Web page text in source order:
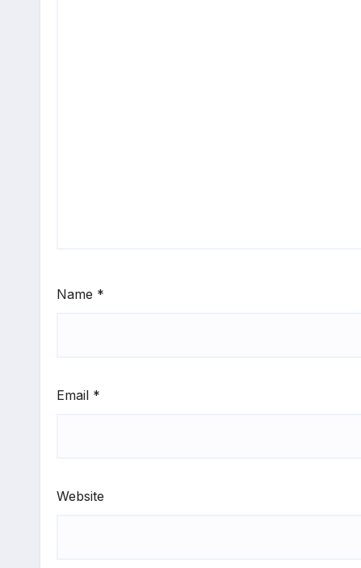
Name *
Email *
Website